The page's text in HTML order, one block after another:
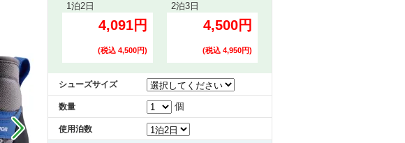
1泊2日
4,091円
(税込 4,500円)
2泊3日
4,500円
(税込 4,950円)
シューズサイズ
数量 個
使用泊数